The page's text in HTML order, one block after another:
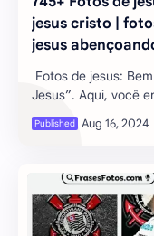
jesus cristo |
jesus
Fotos de jesus:
Jesus”. Aqui, você
imagens que
e trazem uma